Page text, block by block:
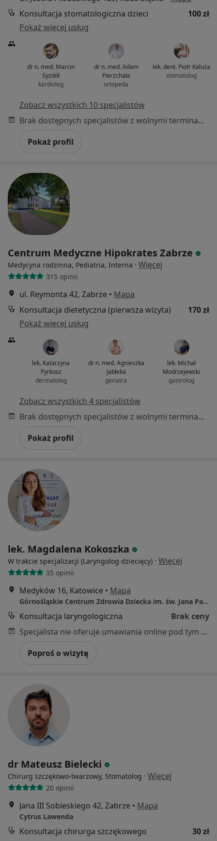
Konsultacja stomatologiczna dzieci
100 zł
Pokaż więcej usług
dr n. med. Marcin
Syzdół
kardiolog
dr n. med. Adam
Pierzchała
ortopeda
lek. dent. Piotr Kałuża
stomatolog
Zobacz wszystkich 10 specjalistów
Brak dostępnych specjalistów z wolnymi terminami w tym centrum medycznym.
Pokaż profil
Centrum Medyczne Hipokrates Zabrze
Medycyna rodzinna, Pediatria, Interna · Więcej
315 opinii
ul. Reymonta 42, Zabrze • Mapa
Konsultacja dietetyczna (pierwsza wizyta)
170 zł
Pokaż więcej usług
lek. Katarzyna
Pyrkosz
dermatolog
dr n. med. Agnieszka
Jabłeka
geriatra
lek. Michał
Modrzejewski
gastrolog
Zobacz wszystkich 4 specjalistów
Brak dostępnych specjalistów z wolnymi terminami w tym centrum medycznym.
Pokaż profil
lek. Magdalena Kokoszka
W trakcie specjalizacji (Laryngolog dziecięcy) · Więcej
35 opinii
Medyków 16, Katowice • Mapa
Górnośląskie Centrum Zdrowia Dziecka im. św. Jana Pawła II
Konsultacja laryngologiczna
Brak ceny
Specjalista nie oferuje umawiania online pod tym adresem.
Poproś o wizytę
dr Mateusz Bielecki
Chirurg szczękowo-twarzowy, Stomatolog · Więcej
20 opinii
Jana III Sobieskiego 42, Zabrze • Mapa
Cytrus Lawenda
Konsultacja chirurga szczękowego
30 zł